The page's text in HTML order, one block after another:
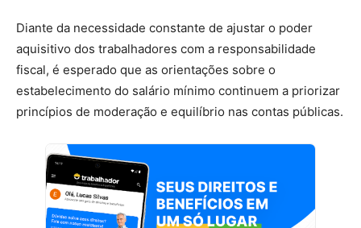
Diante da necessidade constante de ajustar o poder
aquisitivo dos trabalhadores com a responsabilidade
fiscal, é esperado que as orientações sobre o
estabelecimento do salário mínimo continuem a priorizar
princípios de moderação e equilíbrio nas contas públicas.